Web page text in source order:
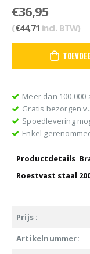
€36,95
(€44,71 incl. BTW)
Meer dan
Gratis bezorgen
Spoedlevering
Enkel
Productdetails
Roestvast staal
Prijs :
Artikelnummer: